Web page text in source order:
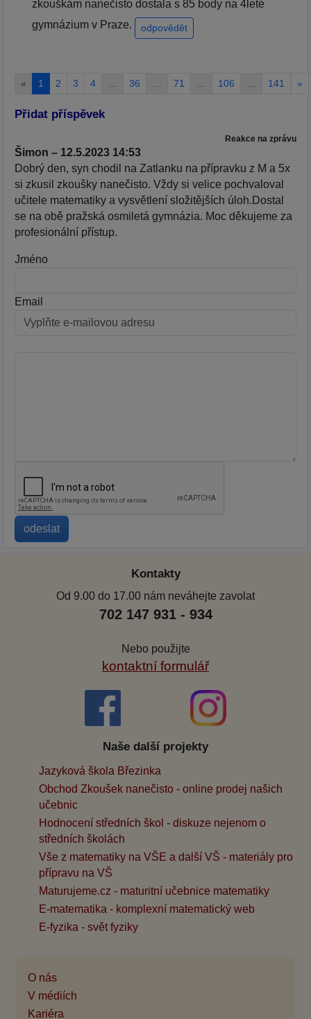
zkouškám nanečisto dostala s 85 body na 4leté
gymnázium v Praze.
odpovědět
« 1 2 3 4 36 71 106 141 »
Přidat příspěvek
Reakce na zprávu
Šimon – 12.5.2023 14:53
Dobrý den, syn chodil na Zatlanku na přípravku z M a 5x
si zkusil zkoušky nanečisto. Vždy si velice pochvaloval
učitele matematiky a vysvětlení složitějších úloh.Dostal
se na obě pražská osmiletá gymnázia. Moc děkujeme za
profesionální přístup.
Jméno
Email
Kontakty
Od 9.00 do 17.00 nám neváhejte zavolat
702 147 931 - 934
Nebo použijte
kontaktní formulář
Naše další projekty
Jazyková škola Březinka
Obchod Zkoušek nanečisto - online prodej našich
učebnic
Hodnocení středních škol - diskuze nejenom o
středních školách
Vše z matematiky na VŠE a další VŠ - materiály pro
přípravu na VŠ
Maturujeme.cz - maturitní učebnice matematiky
E-matematika - komplexní matematický web
E-fyzika - svět fyziky
O nás
V médiích
Kariéra